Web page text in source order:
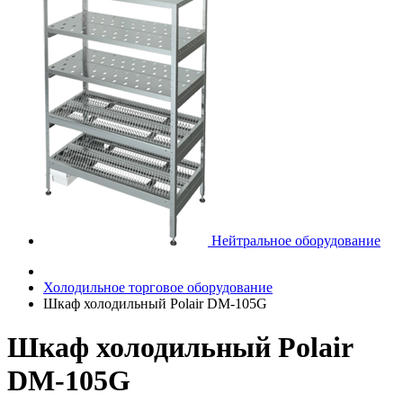
Нейтральное оборудование
Холодильное торговое оборудование
Шкаф холодильный Polair DM-105G
Шкаф холодильный Polair
DM-105G